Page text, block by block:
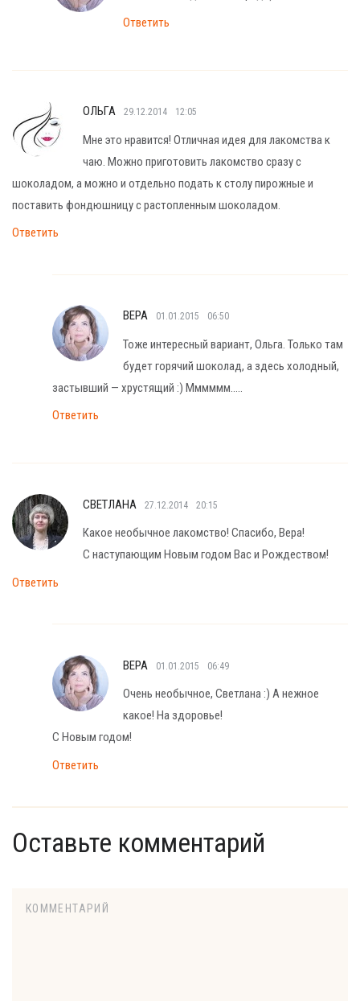
Ответить
ОЛЬГА 29.12.2014 12:05
Мне это нравится! Отличная идея для лакомства к
чаю. Можно приготовить лакомство сразу с
шоколадом, а можно и отдельно подать к столу пирожные и
поставить фондюшницу с растопленным шоколадом.
Ответить
ВЕРА 01.01.2015 06:50
Тоже интересный вариант, Ольга. Только там
будет горячий шоколад, а здесь холодный,
застывший — хрустящий :) Мммммм…..
Ответить
СВЕТЛАНА 27.12.2014 20:15
Какое необычное лакомство! Спасибо, Вера!
С наступающим Новым годом Вас и Рождеством!
Ответить
ВЕРА 01.01.2015 06:49
Очень необычное, Светлана :) А нежное
какое! На здоровье!
С Новым годом!
Ответить
Оставьте комментарий